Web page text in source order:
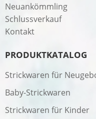
Neuankömmling
Schlussverkauf
Kontakt
PRODUKTKATALOG
Strickwaren für
Baby-Strickwaren
Strickwaren für Kinder